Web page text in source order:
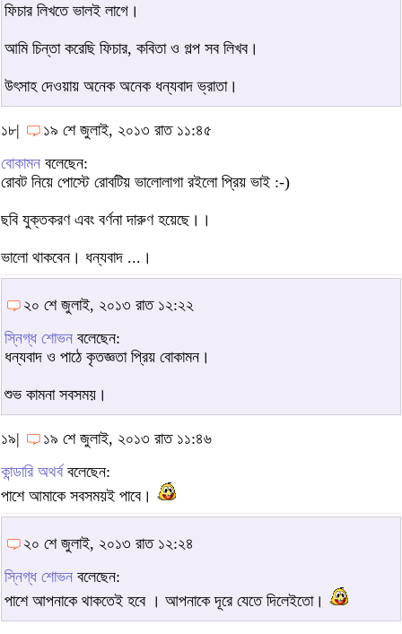
ফিচার লিখতে ভালই লাগে।
আমি চিন্তা করেছি ফিচার, কবিতা ও গল্প সব লিখব।
উৎসাহ দেওয়ায় অনেক অনেক ধন্যবাদ ভ্রাতা।
১৮|
১৯ শে জুলাই, ২০১৩ রাত ১১:৪৫
বোকামন বলেছেন:
রোবট নিয়ে পোস্টে রোবটিয় ভালোলাগা রইলো প্রিয় ভাই :-)
ছবি যুক্তকরণ এবং বর্ণনা দারুণ হয়েছে।।
ভালো থাকবেন। ধন্যবাদ ...।
২০ শে জুলাই, ২০১৩ রাত ১২:২২
স্নিগ্ধ শোভন বলেছেন:
ধন্যবাদ ও পাঠে কৃতজ্ঞতা প্রিয় বোকামন।
শুভ কামনা সবসময়।
১৯|
১৯ শে জুলাই, ২০১৩ রাত ১১:৪৬
কান্ডারি অথর্ববলেছেন:
পাশে আমাকে সবসময়ই পাবে।
২০ শে জুলাই, ২০১৩ রাত ১২:২৪
স্নিগ্ধ শোভন বলেছেন:
পাশে আপনাকে থাকতেই হবে । আপনাকে দূরে যেতে দিলেইতো।